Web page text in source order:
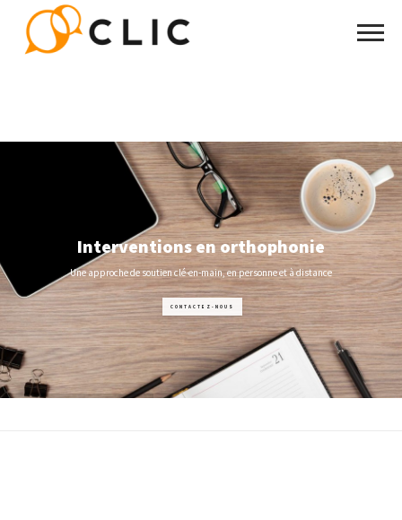
Interventions en orthophonie
Une approche de soutien clé-en-main, en personne et à distance
CONTACTEZ-NOUS